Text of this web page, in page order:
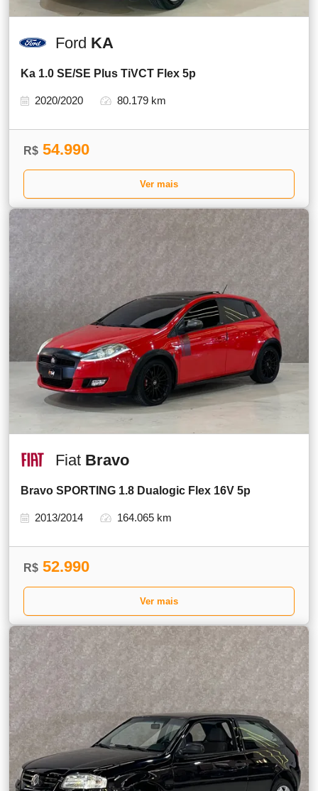
Ford KA
Ka 1.0 SE/SE Plus TiVCT Flex 5p
2020/2020 80.179 km
R$ 54.990
Ver mais
Fiat Bravo
Bravo SPORTING 1.8 Dualogic Flex 16V 5p
2013/2014 164.065 km
R$ 52.990
Ver mais